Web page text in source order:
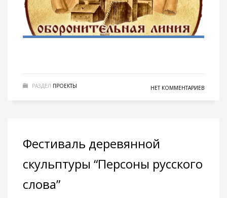
РАЗДЕЛ ПРОЕКТЫ НЕТ КОММЕНТАРИЕВ
Фестиваль деревянной
скульптуры “Персоны русского
слова”